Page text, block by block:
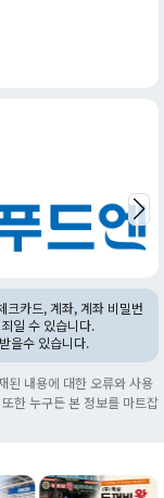
크카드, 계좌, 계좌 비밀번
일 수 있습니다.
을수 있습니다.
된 내용에 대한 오류와 사용
한 누구든 본 정보를 마트잡